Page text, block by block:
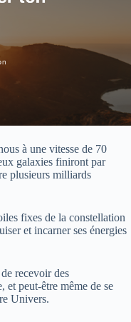
à une vitesse de 70
galaxies finiront par
plusieurs milliards
fixes de la constellation
et incarner ses énergies
recevoir des
et peut-être même de se
Univers.